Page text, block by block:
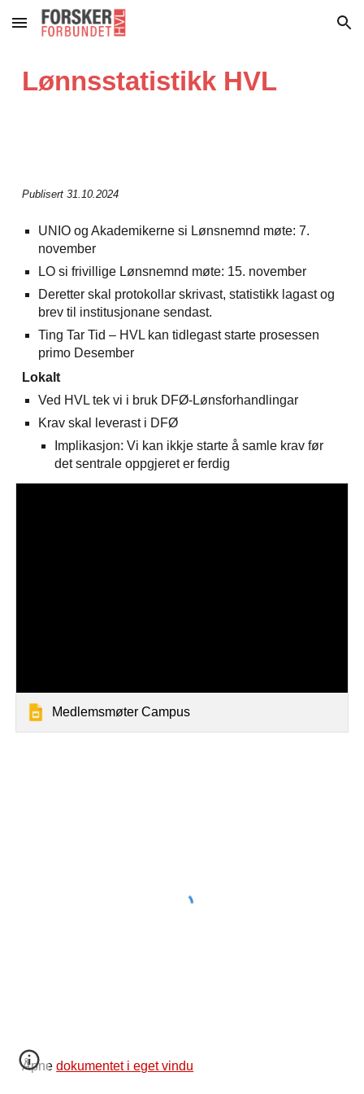
Skip to main content Skip to navigation
Lønnsstatistikk HVL
Publisert 31.10.2024
UNIO og Akademikerne si Lønsnemnd møte: 7.
november
LO si frivillige Lønsnemnd møte: 15. november
Deretter skal protokollar skrivast, statistikk lagast og
brev til institusjonane sendast.
Ting Tar Tid – HVL kan tidlegast starte prosessen
primo Desember
Lokalt
Ved HVL tek vi i bruk DFØ-Lønsforhandlingar
Krav skal leverast i DFØ
Implikasjon: Vi kan ikkje starte å samle krav før
det sentrale oppgjeret er ferdig
Medlemsmøter Campus
Åpnedokumentet i eget vindu